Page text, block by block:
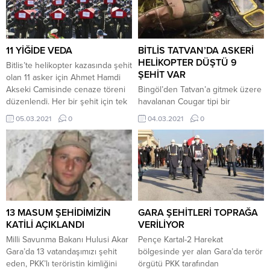
terör örgütü mensuplarınca
yapılan füze saldırısı sonucunda
bir kahraman silah arkadaşımız
ağır yaralanmış ve kaldırıldığı
hastanede yapılan tüm...
naaşının memleketi Samsun’a
götürüleceği öğrenildi. Milli
Savunma Bakanlığı, Pençe-Şimşek
Harekâtı bölgesinde teröristler
tarafından daha önceden
döşenen bir EYP’nin patlaması
sonucu yaralanan bir askerin
şehit...
11 YİĞİDE VEDA
Bitlis’te helikopter kazasında şehit
olan 11 asker için Ahmet Hamdi
Akseki Camisinde cenaze töreni
düzenlendi. Her bir şehit için tek
tek kılınan cenaze namazlarının
ardından dua edildi. Törenin
sonunda Cumhurbaşkanı
Erdoğan bir konuşma yaptı.
Erdoğan, “Korgeneral Osman
Erbaş komutanımız, komutanlığın
ötesinde tevazu ile, duruşu ile
çok farklı bir insandı Tüm...
05.03.2021 0
BİTLİS TATVAN’DA ASKERİ
HELİKOPTER DÜŞTÜ 9
ŞEHİT VAR
Bingöl’den Tatvan’a gitmek üzere
havalanan Cougar tipi bir
helikopter düştü, 9 asker şehit
oldu 4 asker yaralandı. Bingöl’den
Tatvan’a gitmek üzere bugün saat
13.55’te kalkan Kara Kuvvetleri
Komutanlığı’na ait Cougar tipi
helikopter ile saat 14.25’te irtibat
kesildi. Bölgede İHA, CN-235
uçağı ve bir helikopter ile arama
çalışmaları başlatıldı. Arama
çalışmaları...
04.03.2021 0
13 MASUM ŞEHİDİMİZİN
KATİLİ AÇIKLANDI
Milli Savunma Bakanı Hulusi Akar
Gara’da 13 vatandaşımızı şehit
eden, PKK’lı teröristin kimliğini
GARA ŞEHİTLERİ TOPRAĞA
VERİLİYOR
Pençe Kartal-2 Harekat
bölgesinde yer alan Gara’da terör
örgütü PKK tarafından